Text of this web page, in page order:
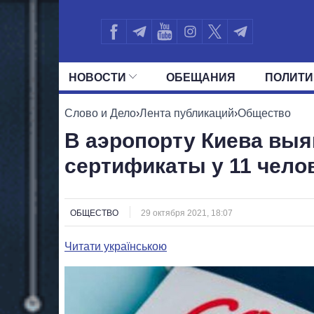
НОВОСТИ ОБЕЩАНИЯ
ВСЕ ПОЛИТИКИ ПРЕЗИДЕНТ И
Слово и Дело›Лента публикаций›Общество
В аэропорту Киева
сертификаты у 11
ОБЩЕСТВО 29 октября 2021, 18:07
Читати українською